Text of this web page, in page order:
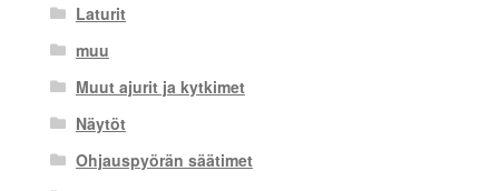
Laturit
muu
Muut ajurit ja kytkimet
Näytöt
Ohjauspyörän säätimet